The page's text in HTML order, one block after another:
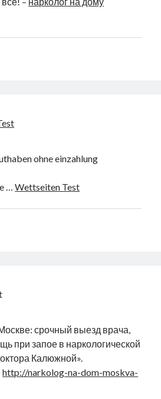
ohne einzahlung
…Wettseiten Test
срочный выезд врача,
при запое в наркологической
Калюжной».
http://narkolog-na-dom-moskva-